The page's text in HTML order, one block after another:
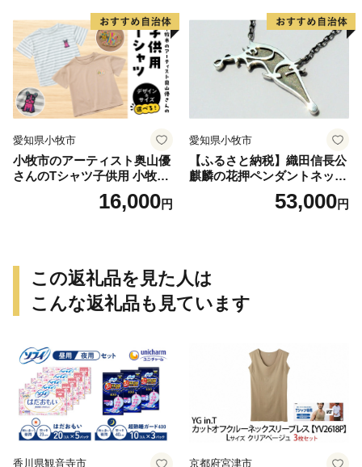
愛知県小牧市
小牧市のアーティスト奥山優
さんのTシャツ子供用 小牧市
16,000円
愛知県小牧市
【ふるさと納税】織田信長公
麒麟の花押ペンダントネック
53,000円
この返礼品を見た人は
こんな返礼品も見ています
香川県観音寺市 京都府宮津市